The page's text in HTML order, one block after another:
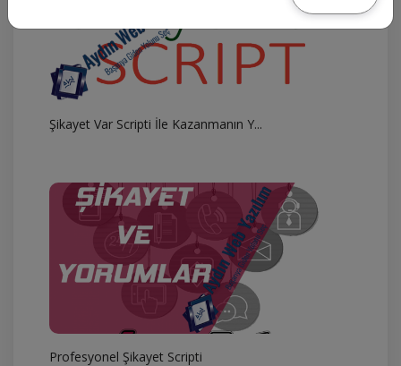
Şikayet Var Scripti İle Kazanmanın Y...
Profesyonel Şikayet Scripti